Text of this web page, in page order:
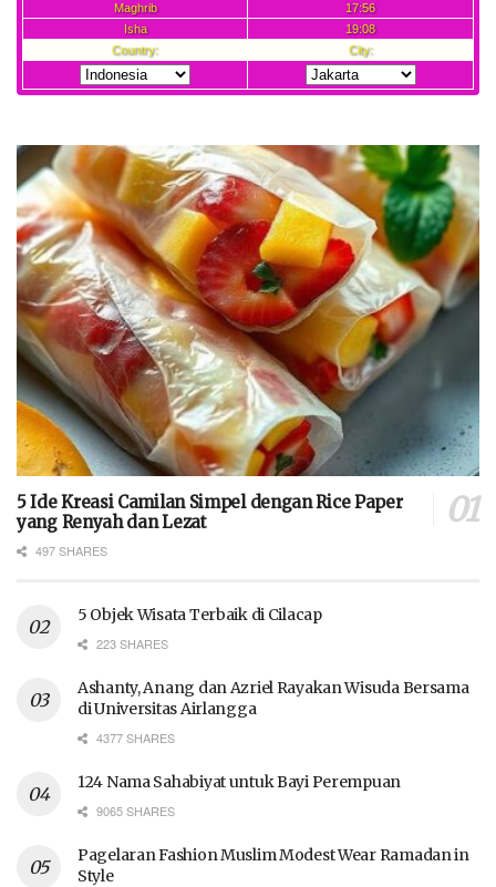
5 Ide Kreasi Camilan Simpel dengan Rice Paper
yang Renyah dan Lezat
497 SHARES
5 Objek Wisata Terbaik di Cilacap
223 SHARES
Ashanty, Anang dan Azriel Rayakan Wisuda Bersama
di Universitas Airlangga
4377 SHARES
124 Nama Sahabiyat untuk Bayi Perempuan
9065 SHARES
Pagelaran Fashion Muslim Modest Wear Ramadan in
Style